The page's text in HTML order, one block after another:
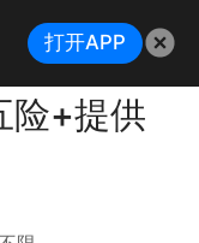
险+提供
打开APP